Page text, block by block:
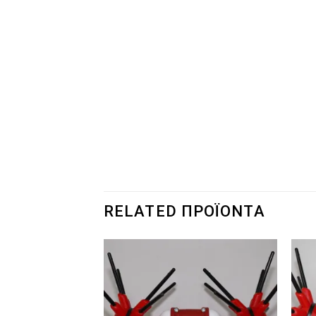
RELATED ΠΡΟΪΌΝΤΑ